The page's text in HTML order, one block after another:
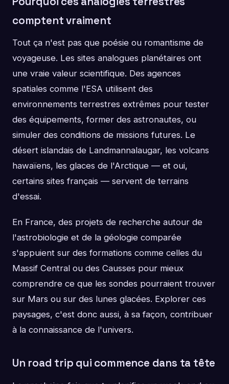
comptent vraiment
Tout ça n'est pas que poésie ou romantisme de
voyageuse. Les sites analogues planétaires ont
une vraie valeur scientifique. Des agences
spatiales comme l'ESA utilisent des
environnements terrestres extrêmes pour tester
des équipements, former des astronautes, ou
simuler des conditions de missions futures. Le
désert islandais de Landmannalaugar, les volcans
hawaïens, les glaces de l'Arctique — et oui,
certains sites français — servent de terrains
d'essai.
En France, des projets de recherche autour de
l'astrobiologie et de la géologie comparée
s'appuient sur des formations comme celles du
Massif Central ou des Causses pour mieux
comprendre ce que les sondes pourraient trouver
sur Mars ou sur des lunes glacées. Explorer ces
paysages, c'est donc aussi, à sa façon, contribuer
à la connaissance de l'univers.
Un road trip qui commence dans ta tête